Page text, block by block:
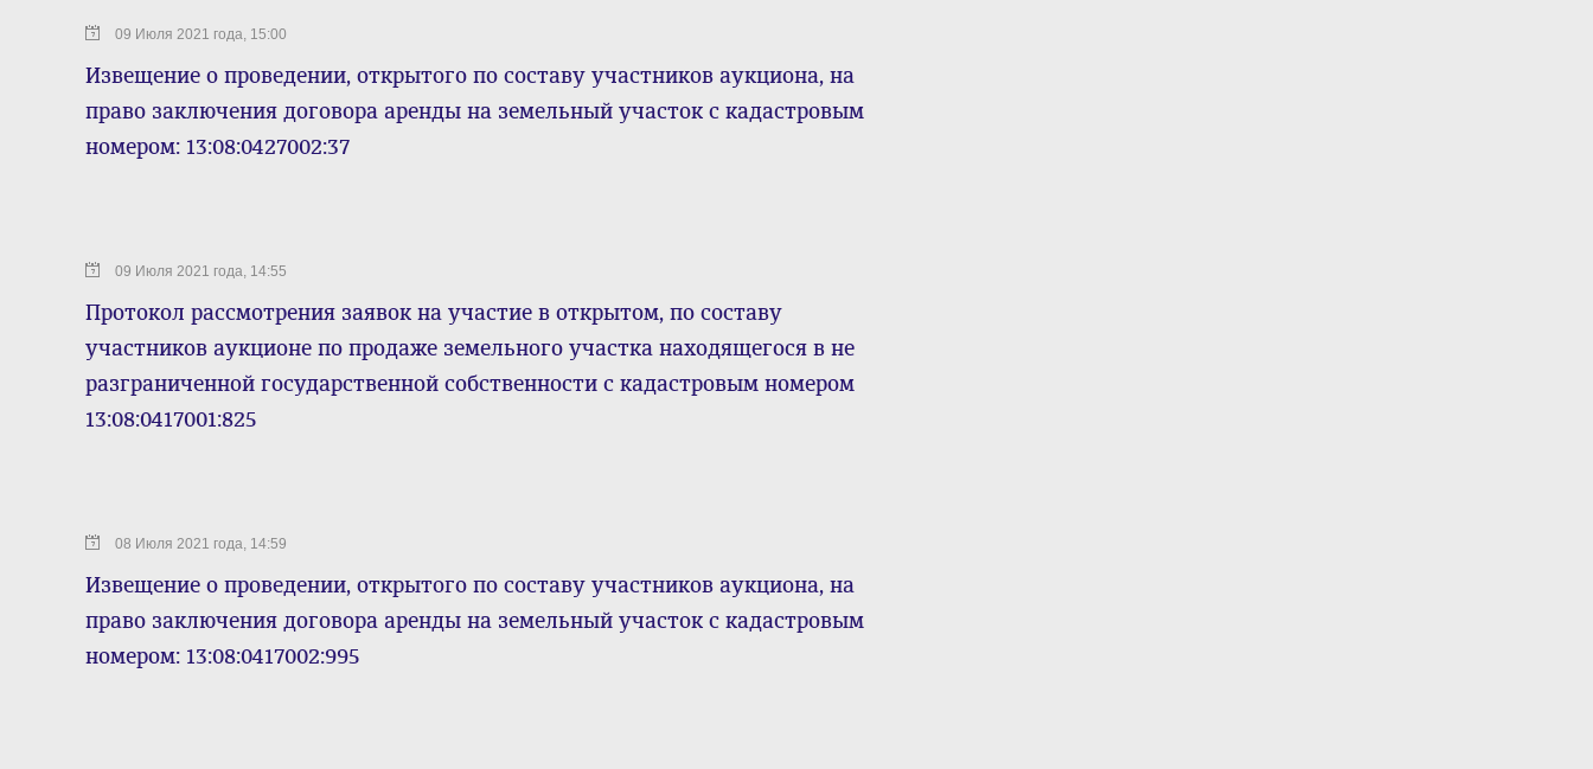
09 Июля 2021 года, 15:00
Извещение о проведении, открытого по составу участников аукциона, на
право заключения договора аренды на земельный участок с кадастровым
номером: 13:08:0427002:37
09 Июля 2021 года, 14:55
Протокол рассмотрения заявок на участие в открытом, по составу
участников аукционе по продаже земельного участка находящегося в не
разграниченной государственной собственности с кадастровым номером
13:08:0417001:825
08 Июля 2021 года, 14:59
Извещение о проведении, открытого по составу участников аукциона, на
право заключения договора аренды на земельный участок с кадастровым
номером: 13:08:0417002:995